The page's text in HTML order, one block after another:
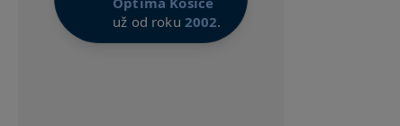
už od roku 2002.